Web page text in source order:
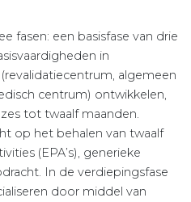
fasen: een basisfase van drie
in
algemeen
centrum) ontwikkelen,
tot twaalf maanden.
op het behalen van twaalf
(EPA’s), generieke
In de verdiepingsfase
door middel van